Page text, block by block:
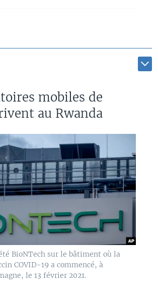
mobiles de
au Rwanda
BioNTech sur le bâtiment où la
COVID-19 a commencé, à
le 13 février 2021.